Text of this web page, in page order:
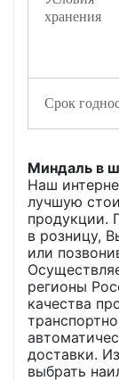
хранения
Срок
Миндаль в
Наш
лучшую
продукции.
в розницу,
или
регионы
качества
доставки.
выбрать